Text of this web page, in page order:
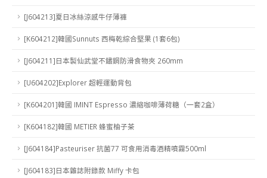
[J604213]夏日冰絲涼感牛仔薄褲
[K604212]韓國Sunnuts 西梅乾綜合堅果 (1套6包)
[J604211]日本製仙武堂不鏽鋼防滑食物夾 260mm
[U604202]Explorer 超輕運動背包
[K604201]韓國 IMINT Espresso 濃縮咖啡薄荷糖（一套2盒）
[K604182]韓國 METIER 蜂蜜柚子茶
[J604184]Pasteuriser 抗菌77 可食用消毒酒精噴霧500ml
[J604183]日本雜誌附錄款 Miffy 卡包